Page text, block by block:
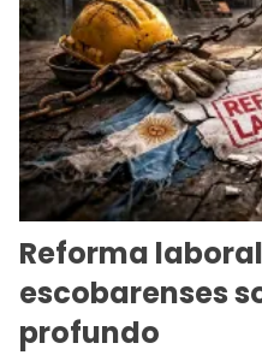
Reforma
escobarenses
profundo